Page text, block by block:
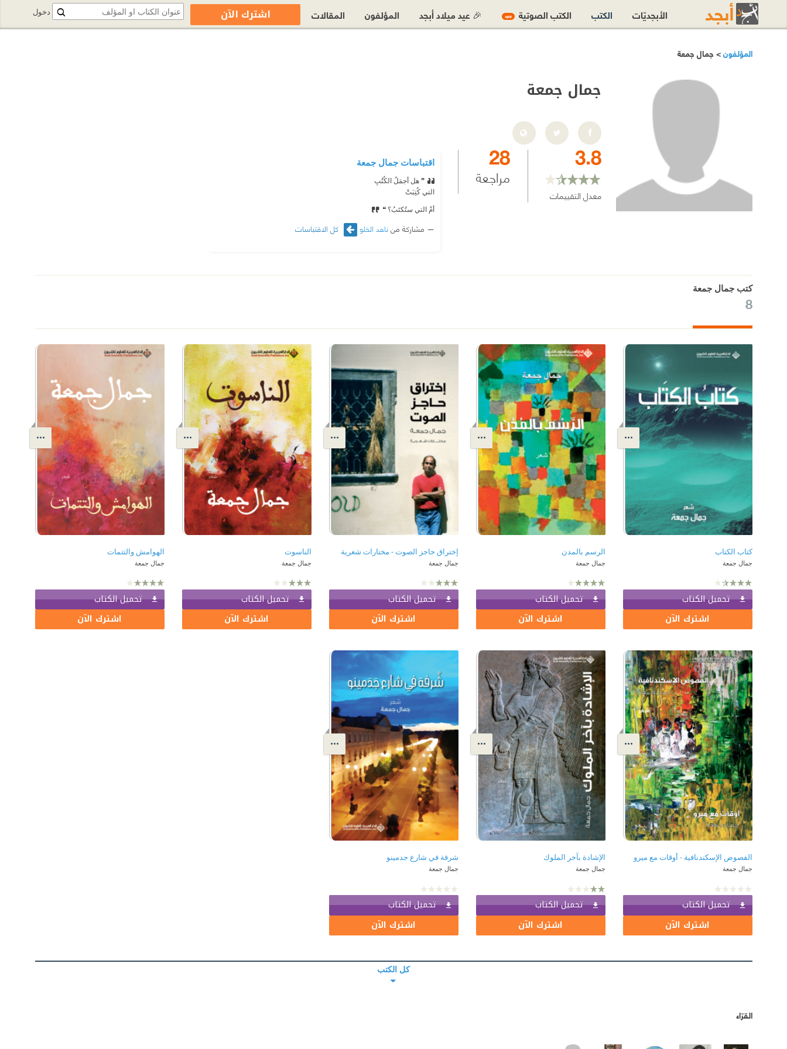
المؤلفون> جمال جمعة
جمال جمعة
3.8
معدل التقييمات
28
مراجعة
اقتباسات جمال جمعة
❞ هل أجمَلُ الكُتُبِ
⁠‫التي كُتِبَتْ
⁠‫أمْ التي ستُكتَبُ؟ ❝
مشاركة من ناهد الخلو كل الاقتباسات
كتب جمال جمعة
8
كتاب الكتاب
جمال جمعة
تحميل الكتاب
اشترك الآن
الرسم بالمدن
جمال جمعة
تحميل الكتاب
اشترك الآن
إختراق حاجز الصوت - مختارات شعرية
جمال جمعة
تحميل الكتاب
اشترك الآن
الناسوت
جمال جمعة
تحميل الكتاب
اشترك الآن
الهوامش والتتمات
جمال جمعة
تحميل الكتاب
اشترك الآن
الفصوص الإسكندنافية - أوقات مع ميرو
جمال جمعة
تحميل الكتاب
اشترك الآن
الإشادة بآخر الملوك
جمال جمعة
تحميل الكتاب
اشترك الآن
شرفة في شارع جدمينو
جمال جمعة
تحميل الكتاب
اشترك الآن
كل الكتب
القرّاء
دخول الأبجديّات الكتب الكتب الصوتية جديد 🎉 عيد ميلاد أبجد المؤلفون المقالات اشترك الآن